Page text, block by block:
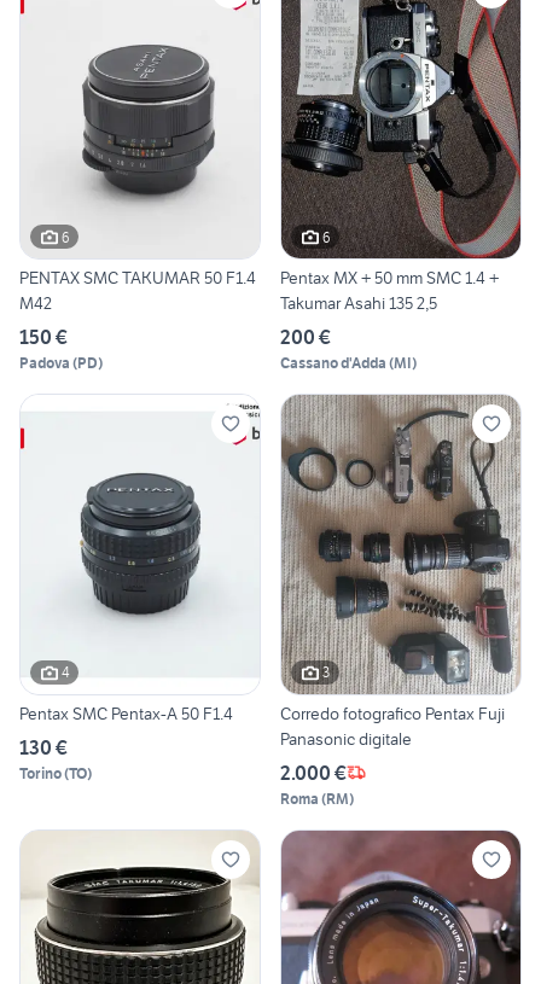
6
PENTAX SMC TAKUMAR 50 F1.4
M42
150 €
Padova (PD)
6
Pentax MX + 50 mm SMC 1.4 +
Takumar Asahi 135 2,5
200 €
Cassano d'Adda (MI)
4
Pentax SMC Pentax-A 50 F1.4
130 €
Torino(TO)
3
Corredo fotografico Pentax Fuji
Panasonic digitale
2.000 €
Roma (RM)